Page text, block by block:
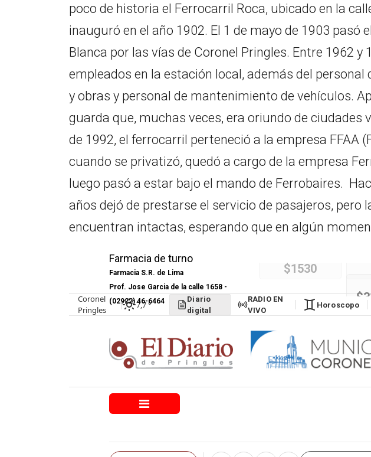
poco de historia el Ferrocarril Roca, ubicado en la
inauguró en el año 1902. El 1 de mayo de 1903 pasó
Blanca por las vías de Coronel Pringles. Entre 1962
empleados en la estación local, además del
y obras y personal de mantenimiento de vehículos.
guarda que, muchas veces, era oriundo de ciudades
de 1992, el ferrocarril perteneció a la empresa FFAA
cuando se privatizó, quedó a cargo de la empresa
luego pasó a estar bajo el mando de Ferrobaires.
años dejó de prestarse el servicio de pasajeros, pero
encuentran intactas, esperando que en algún